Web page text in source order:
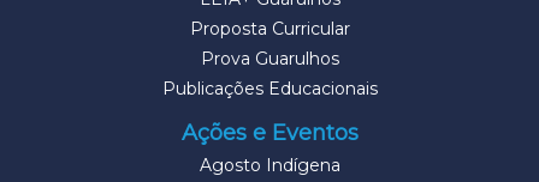
Proposta Curricular
Prova Guarulhos
Publicações Educacionais
Ações e Eventos
Agosto Indígena